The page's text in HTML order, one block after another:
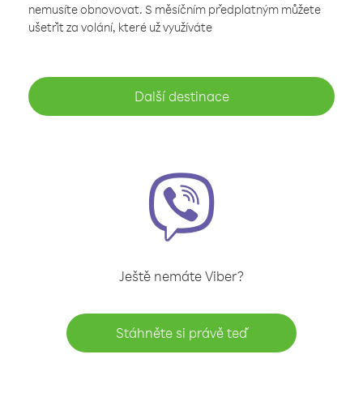
nemusíte obnovovat. S měsíčním předplatným můžete
ušetřit za volání, které už využíváte
Další destinace
Ještě nemáte Viber?
Stáhněte si právě teď